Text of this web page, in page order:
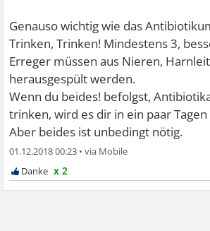
Genauso wichtig wie das
Trinken, Trinken! Mindestens 3,
Erreger müssen aus Nieren,
herausgespült werden.
Wenn du beides! befolgst,
trinken, wird es dir in ein paar
Aber beides ist unbedingt nötig.
01.12.2018 00:23 •
x 2